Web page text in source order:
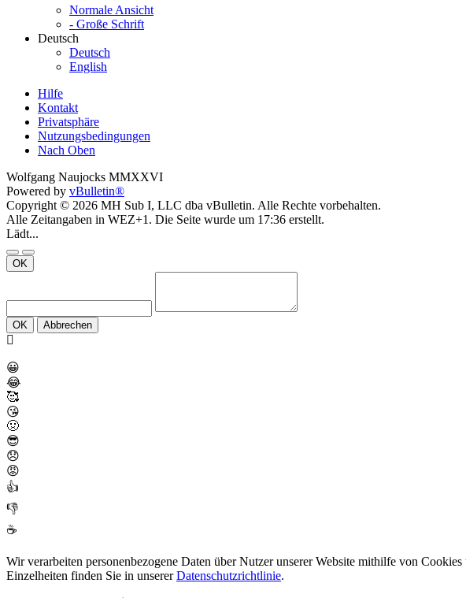
Normale Ansicht
- Große Schrift
Deutsch
Deutsch
English
Hilfe
Kontakt
Privatsphäre
Nutzungsbedingungen
Nach Oben
Wolfgang Naujocks MMXXVI
Powered by vBulletin®
Copyright © 2026 MH Sub I, LLC dba vBulletin. Alle Rechte vorbehalten.
Alle Zeitangaben in WEZ+1. Die Seite wurde um 17:36 erstellt.
Lädt...
OK
OK Abbrechen
😀
😂
🥰
😘
🤢
😎
😞
😡
👍
👎
☕
Wir verarbeiten personenbezogene Daten über Nutzer unserer Website mithilfe von
Einzelheiten finden Sie in unsererDatenschutzrichtlinie.